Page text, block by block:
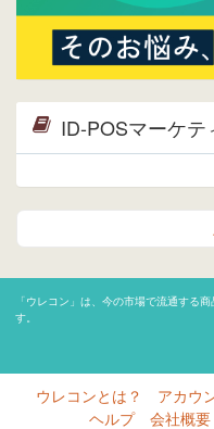
ID-POSマーケ
「ウレコン」は、今の市場で流通する
す。
ウレコンとは？ アカウ
ヘルプ
会社概要